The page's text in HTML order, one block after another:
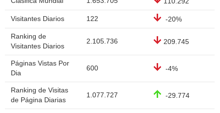
Visitantes Diarios 122 -20%
Ranking de
Visitantes Diarios
2.105.736 209.745
Páginas Vistas Por
Dia
600 -4%
Ranking de Visitas
de Página Diarias
1.077.727 -29.774